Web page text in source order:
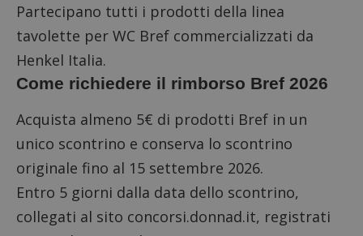
Partecipano tutti i prodotti della linea
tavolette per WC Bref commercializzati da
Henkel Italia.
Come richiedere il rimborso Bref 2026
Acquista almeno 5€ di prodotti Bref in un
unico scontrino e conserva lo scontrino
originale fino al 15 settembre 2026.
Entro 5 giorni dalla data dello scontrino,
collegati al sito concorsi.donnad.it, registrati